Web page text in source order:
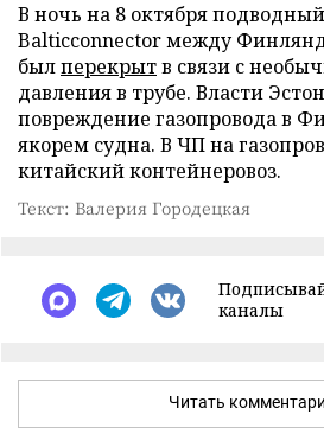
В ночь на 8 октября
Balticconnector между
былперекрытв связи с
давления в трубе. Власти
повреждение газопровода в
якорем судна. В ЧП на
китайский контейнеровоз.
Текст: Валерия Городецкая
каналы
Читать